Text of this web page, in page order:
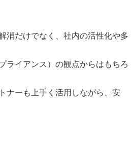
消だけでなく、社内の活性化や多
ライアンス）の観点からはもちろ
ナーも上手く活用しながら、安